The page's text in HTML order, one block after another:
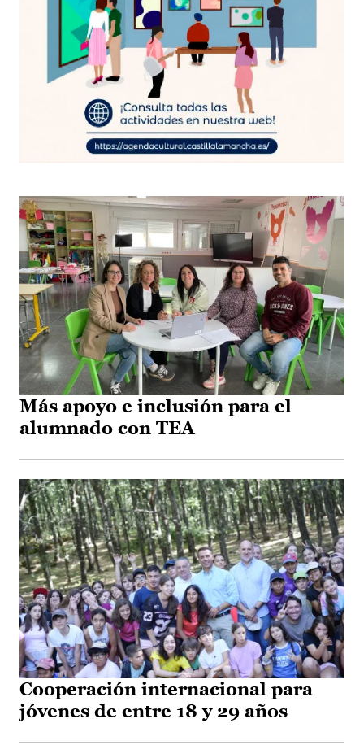
Más apoyo e inclusión para el
alumnado con TEA
Cooperación internacional para
jóvenes de entre 18 y 29 años